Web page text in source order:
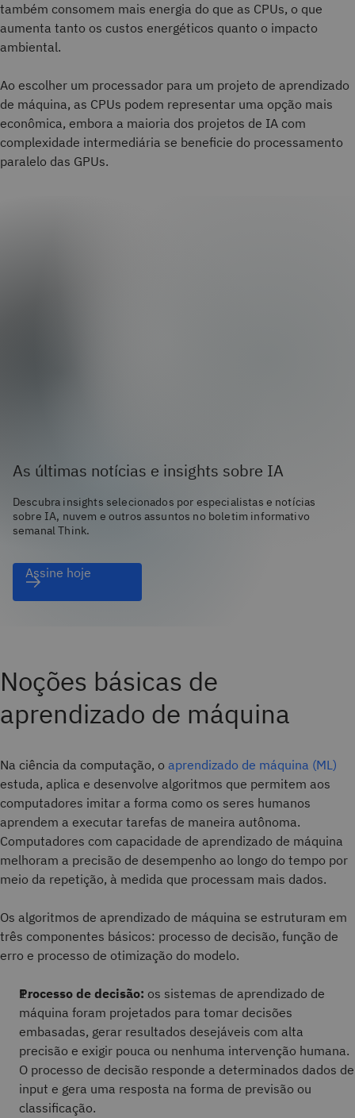
também consomem mais energia do que as CPUs, o que
aumenta tanto os custos energéticos quanto o impacto
ambiental.
Ao escolher um processador para um projeto de aprendizado
de máquina, as CPUs podem representar uma opção mais
econômica, embora a maioria dos projetos de IA com
complexidade intermediária se beneficie do processamento
paralelo das GPUs.
As últimas notícias e insights sobre IA
Descubra insights selecionados por especialistas e notícias
sobre IA, nuvem e outros assuntos no boletim informativo
semanal Think.
Assine hoje
Noções básicas de
aprendizado de máquina
Na ciência da computação, o aprendizado de máquina (ML)
estuda, aplica e desenvolve algoritmos que permitem aos
computadores imitar a forma como os seres humanos
aprendem a executar tarefas de maneira autônoma.
Computadores com capacidade de aprendizado de máquina
melhoram a precisão de desempenho ao longo do tempo por
meio da repetição, à medida que processam mais dados.
Os algoritmos de aprendizado de máquina se estruturam em
três componentes básicos: processo de decisão, função de
erro e processo de otimização do modelo.
Processo de decisão: os sistemas de aprendizado de
máquina foram projetados para tomar decisões
embasadas, gerar resultados desejáveis com alta
precisão e exigir pouca ou nenhuma intervenção humana.
O processo de decisão responde a determinados dados de
input e gera uma resposta na forma de previsão ou
classificação.